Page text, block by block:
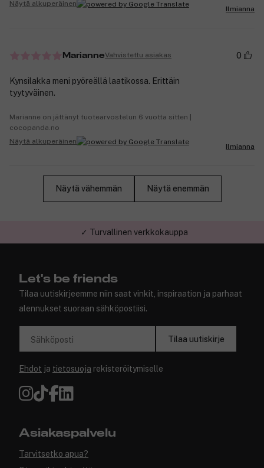
Näytä alkuperäinen
Ilmianna
MarianneVahvistettu asiakas 0
Kynsilakka meni pyöreällä laatikossa. Erittäin
tyytyväinen.
Marianne on jättänyt tuotearvostelun 6 vuotta sitten |
cocopanda.no
Näytä alkuperäinen
Ilmianna
Näytä vähemmän Näytä enemmän
✓ Turvallinen verkkokauppa
Let's be friends
Tilaa uutiskirjeemme niin saat vinkit, inspiraation ja parhaat
alennukset suoraan sähköpostiisi.
Sähköposti Tilaa uutiskirje
Ehdot ja tietosuoja rekisteröitymiselle
Asiakaspalvelu
Tarvitsetko apua?